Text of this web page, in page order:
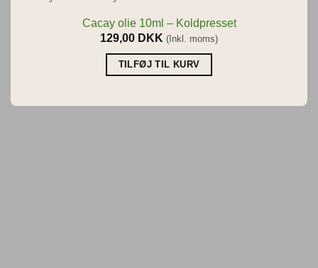
Cacay olie 10ml – Koldpresset
129,00 DKK (Inkl. moms)
TILFØJ TIL KURV